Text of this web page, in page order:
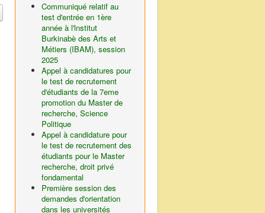
Communiqué relatif au
test d'entrée en 1ère
année à l'lnstitut
Burkinabè des Arts et
Métiers (IBAM), session
2025
Appel à candidatures pour
le test de recrutement
d'étudiants de la 7eme
promotion du Master de
recherche, Science
Politique
Appel à candidature pour
le test de recrutement des
étudiants pour le Master
recherche, droit privé
fondamental
Première session des
demandes d'orientation
dans les universités